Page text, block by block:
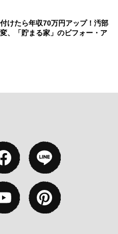
けたら年収70万円アップ！汚部
、「貯まる家」のビフォー・ア